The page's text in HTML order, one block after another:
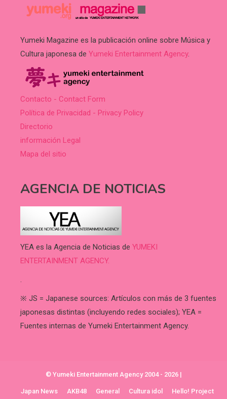
Yumeki Magazine es la publicación online sobre Música y
Cultura japonesa de Yumeki Entertainment Agency.
Contacto - Contact Form
Política de Privacidad - Privacy Policy
Directorio
información Legal
Mapa del sitio
AGENCIA DE NOTICIAS
YEA es la Agencia de Noticias de YUMEKI
ENTERTAINMENT AGENCY.
.
※ JS = Japanese sources: Artículos con más de 3 fuentes
japonesas distintas (incluyendo redes sociales); YEA =
Fuentes internas de Yumeki Entertainment Agency.
© Yumeki Entertainment Agency 2004 - 2026 |
Japan News AKB48 General Cultura idol Hello! Project